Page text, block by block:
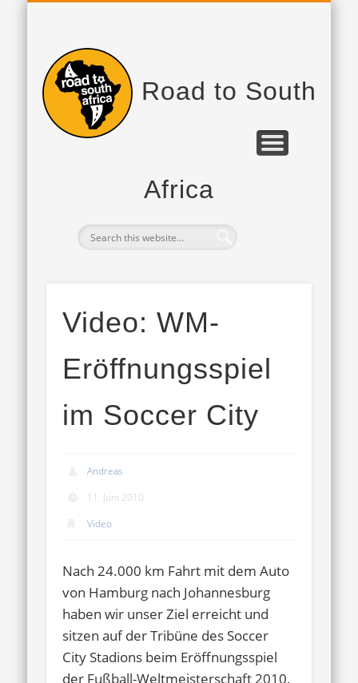
Road to South
Africa
Video: WM-
Eröffnungsspiel
im Soccer City
Andreas
11. Juni 2010
Video
Nach 24.000 km Fahrt mit dem Auto
von Hamburg nach Johannesburg
haben wir unser Ziel erreicht und
sitzen auf der Tribüne des Soccer
City Stadions beim Eröffnungsspiel
der Fußball-Weltmeisterschaft 2010.